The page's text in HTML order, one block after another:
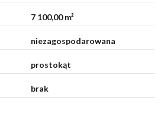
7 100,00 m²
niezagospodarowana
prostokąt
brak